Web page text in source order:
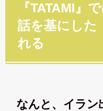
『TATAMI』
話を基にした
れる
なんと、イラン